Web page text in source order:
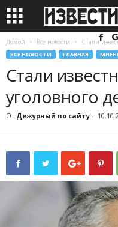
Домой Все новости Стали
ВСЕ НОВОСТИ ГЛАВНАЯ
Стали
уголовного
От Дежурный по сайту -